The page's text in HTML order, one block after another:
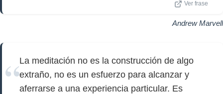
Ver frase
Andrew Marvell
La meditación no es la construcción de algo
extraño, no es un esfuerzo para alcanzar y
aferrarse a una experiencia particular. Es